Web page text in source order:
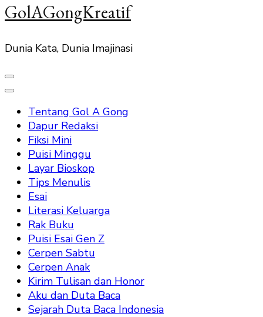
GolAGongKreatif
Dunia Kata, Dunia Imajinasi
Tentang Gol A Gong
Dapur Redaksi
Fiksi Mini
Puisi Minggu
Layar Bioskop
Tips Menulis
Esai
Literasi Keluarga
Rak Buku
Puisi Esai Gen Z
Cerpen Sabtu
Cerpen Anak
Kirim Tulisan dan Honor
Aku dan Duta Baca
Sejarah Duta Baca Indonesia